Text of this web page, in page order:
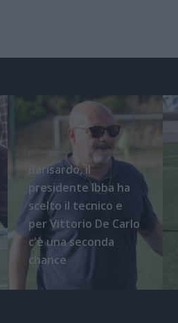
Barisardo, il
presidente Ibba ha
scelto il tecnico e
per Vittorio De Carlo
c'è una seconda
chance